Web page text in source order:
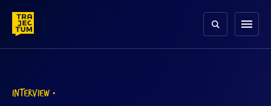
content
menu
INTERVIEW